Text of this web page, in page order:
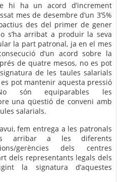
hi ha un acord d’increment
mes de desembre d’un 3’5%
des del primer de gener
s’ha arribat a produir la seva
la part patronal, ja en el mes
d’un acord sobre la
de quatre mesos, no es pot
de les taules salarials
es pot mantenir aquesta pressió
són equiparables les
una qüestió de conveni amb
salarials.
fem entrega a les patronals
arribar a les diferents
gerències dels centres
dels representants legals dels
la signatura d’aquestes